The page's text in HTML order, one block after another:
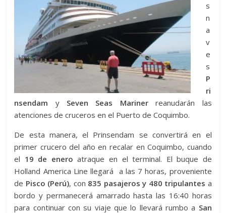
s
n
a
v
e
s
P
ri
nsendam y Seven Seas Marinerreanudarán las
atenciones de cruceros en el Puerto de Coquimbo.
De esta manera, el Prinsendam se convertirá en el
primer crucero del año en recalar en Coquimbo, cuando
el 19 de enero atraque en el terminal. El buque de
Holland America Line llegará a las 7 horas, proveniente
de Pisco (Perú), con 835 pasajeros y 480 tripulantes a
bordo y permanecerá amarrado hasta las 16:40 horas
para continuar con su viaje que lo llevará rumbo a San